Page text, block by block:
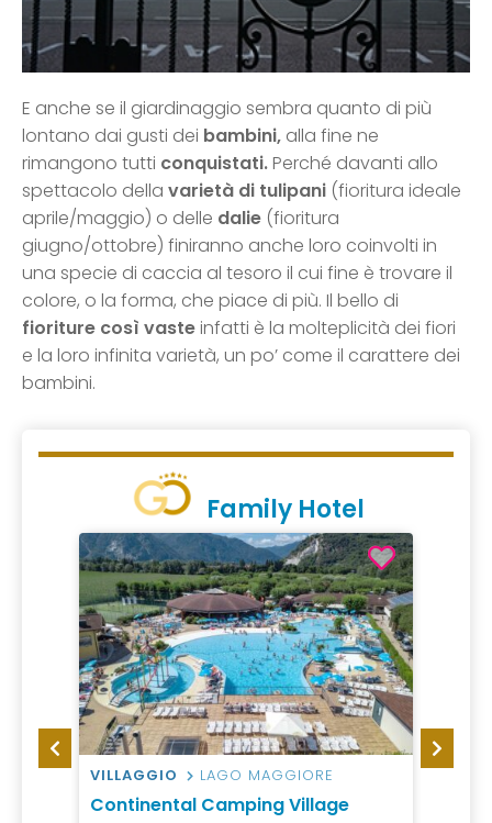
E anche se il giardinaggio sembra quanto di più
lontano dai gusti dei bambini, alla fine ne
rimangono tutti conquistati.Perché davanti allo
spettacolo della varietà di tulipani (fioritura ideale
aprile/maggio) o delle dalie (fioritura
giugno/ottobre) finiranno anche loro coinvolti in
una specie di caccia al tesoro il cui fine è trovare il
colore, o la forma, che piace di più. Il bello di
fioriture così vasteinfatti è la molteplicità dei fiori
e la loro infinita varietà, un po’ come il carattere dei
bambini.
Family Hotel
VILLAGGIO LAGO MAGGIORE
Continental Camping Village